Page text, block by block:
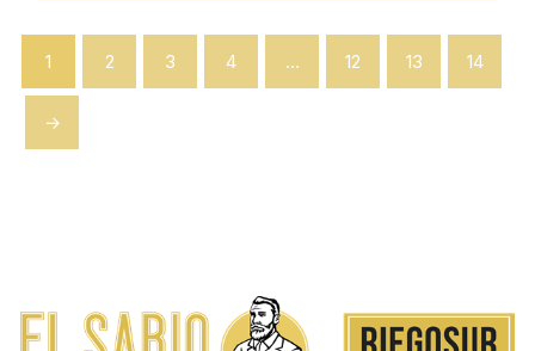
1 2 3 4 … 12 13 14
→